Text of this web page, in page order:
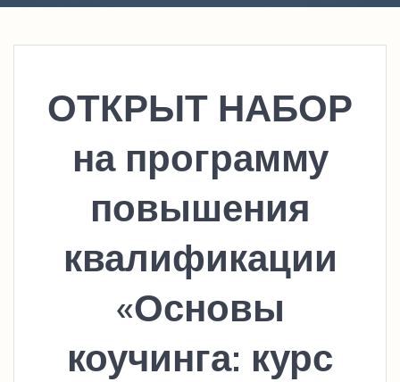
ОТКРЫТ НАБОР
на программу
повышения
квалификации
«Основы
коучинга: курс